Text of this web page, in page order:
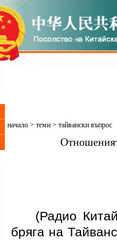
начало> теми> тайвански въпрос
(Радио Китай
бряга на